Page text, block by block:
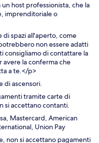
host professionista, che la
imprenditoriale o
spazi all'aperto, come
non essere adatti
consigliamo di contattare la
la conferma che
a te.</p>
di ascensori.
tramite carte di
si accettano contanti.
Mastercard, American
Union Pay
non si accettano pagamenti